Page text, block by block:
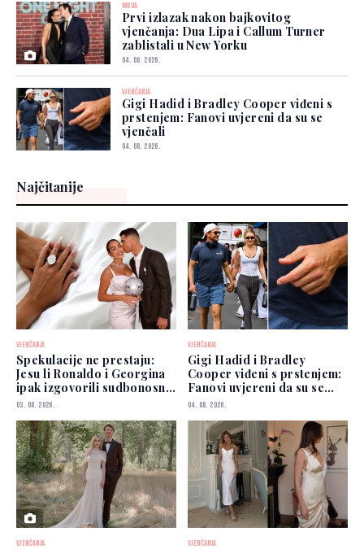
MODA
Prvi izlazak nakon bajkovitog
vjenčanja: Dua Lipa i Callum Turner
zablistali u New Yorku
04. 08. 2026.
VJENČANJA
Gigi Hadid i Bradley Cooper viđeni s
prstenjem: Fanovi uvjereni da su se
vjenčali
04. 08. 2026.
Najčitanije
VJENČANJA
Spekulacije ne prestaju:
Jesu li Ronaldo i Georgina
ipak izgovorili sudbonosno
"da"?
03. 08. 2026.
VJENČANJA
Gigi Hadid i Bradley
Cooper viđeni s prstenjem:
Fanovi uvjereni da su se
vjenčali
04. 08. 2026.
VJENČANJA VJENČANJA